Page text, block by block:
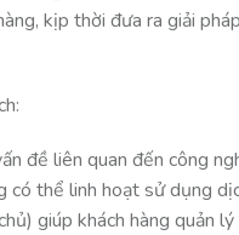
kịp thời đưa ra giải
đề liên quan đến công
thể linh hoạt sử dụng
giúp khách hàng quản